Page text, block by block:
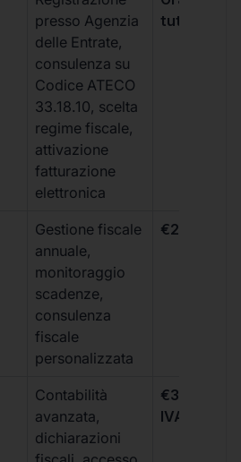
presso Agenzia
delle Entrate,
consulenza su
Codice ATECO
33.18.10, scelta
regime fiscale,
attivazione
fatturazione
elettronica
tutti i piani
Gestione fiscale
annuale,
monitoraggio
scadenze,
consulenza
fiscale
personalizzata
€264 +
Contabilità
avanzata,
dichiarazioni
€333 +
IVA/